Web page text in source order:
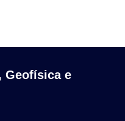
Geofísica e